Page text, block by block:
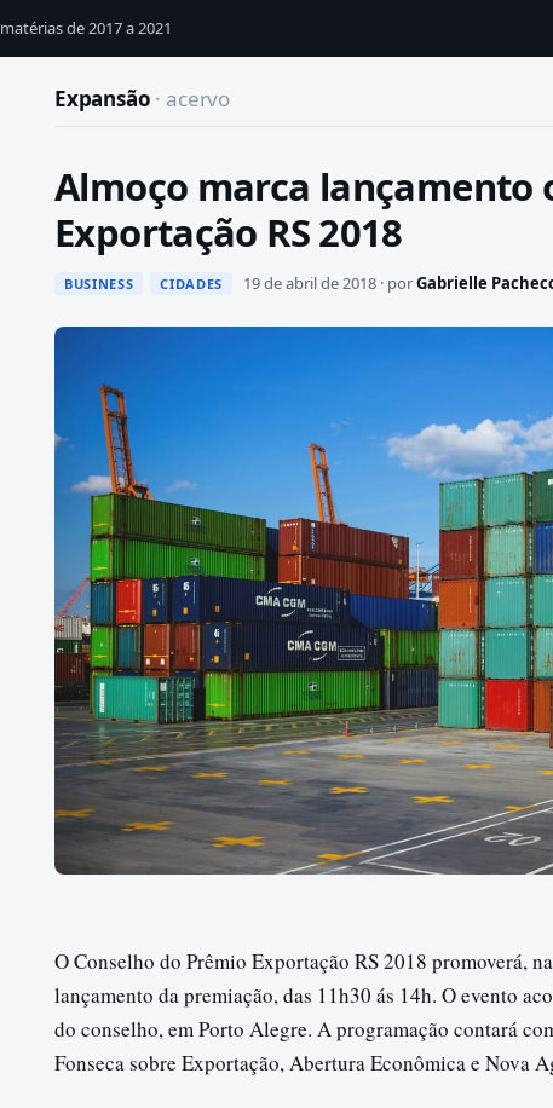
matérias de 2017 a 2021
Expansão · acervo
Almoço marca lançamento
Exportação RS 2018
BUSINESS CIDADES 19 de abril de 2018 · porGabrielle
O Conselho do Prêmio Exportação RS 2018 promoverá,
lançamento da premiação, das 11h30 ás 14h. O evento
do conselho, em Porto Alegre. A programação contará
Fonseca sobre Exportação, Abertura Econômica e Nova